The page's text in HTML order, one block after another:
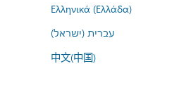
Ελληνικά (Ελλάδα)
עברית (ישראל)
中文(中国)